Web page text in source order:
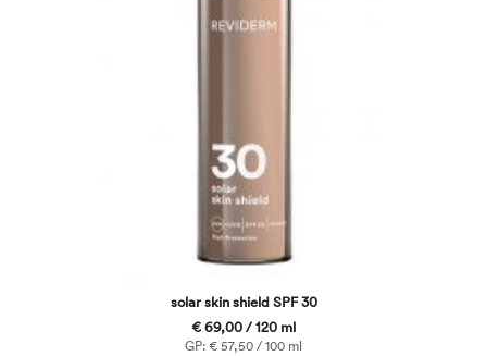
solar skin shield SPF 30
€ 69,00 / 120 ml
GP: € 57,50 / 100 ml